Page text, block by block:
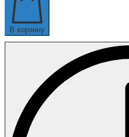
В корзину